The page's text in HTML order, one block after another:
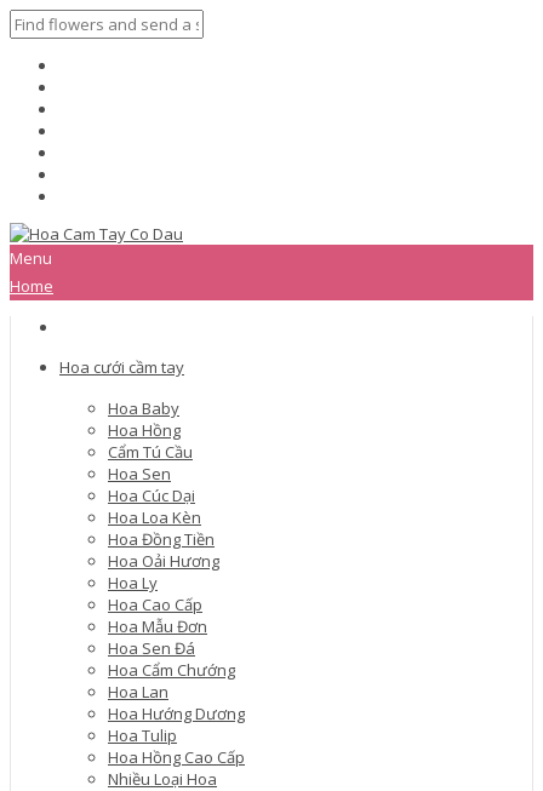
Menu
Home
Hoa cưới cầm tay
Hoa Baby
Hoa Hồng
Cẩm Tú Cầu
Hoa Sen
Hoa Cúc Dại
Hoa Loa Kèn
Hoa Đồng Tiền
Hoa Oải Hương
Hoa Ly
Hoa Cao Cấp
Hoa Mẫu Đơn
Hoa Sen Đá
Hoa Cẩm Chướng
Hoa Lan
Hoa Hướng Dương
Hoa Tulip
Hoa Hồng Cao Cấp
Nhiều Loại Hoa